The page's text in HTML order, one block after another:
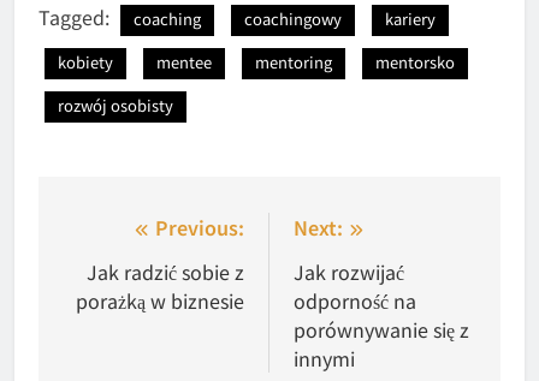
Tagged: coaching coachingowy
kariery
kobiety
mentee mentoring
mentorsko
rozwój osobisty
Nawigacja
wpisu
Previous:
Jak radzić sobie z
porażką w biznesie
Next:
Jak rozwijać
odporność na
porównywanie się z
innymi